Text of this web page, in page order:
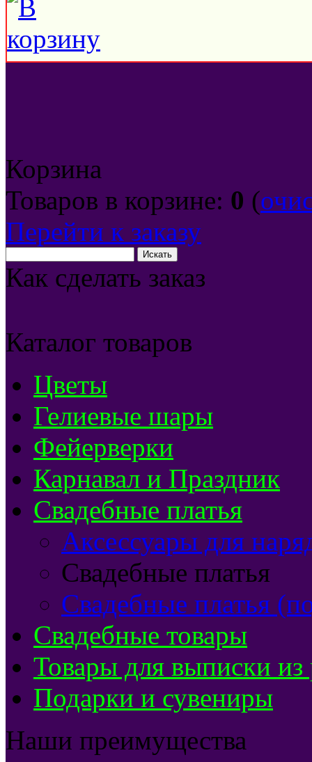
Корзина
Товаров в корзине: 0 (
Перейти к заказу
Как сделать заказ
Каталог товаров
Цветы
Гелиевые шары
Фейерверки
Карнавал и Праздник
Свадебные платья
Аксессуары для
Свадебные платья
Свадебные платья
Свадебные товары
Товары для выписки из
Подарки и сувениры
Наши преимущества